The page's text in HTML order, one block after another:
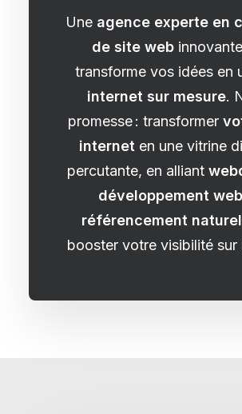
Une agence experte en
de site web
transforme vos idées en
internet sur mesure.
promesse : transformer
internet en une vitrine
percutante, en alliant
développement web
référencement naturel
booster votre visibilité sur